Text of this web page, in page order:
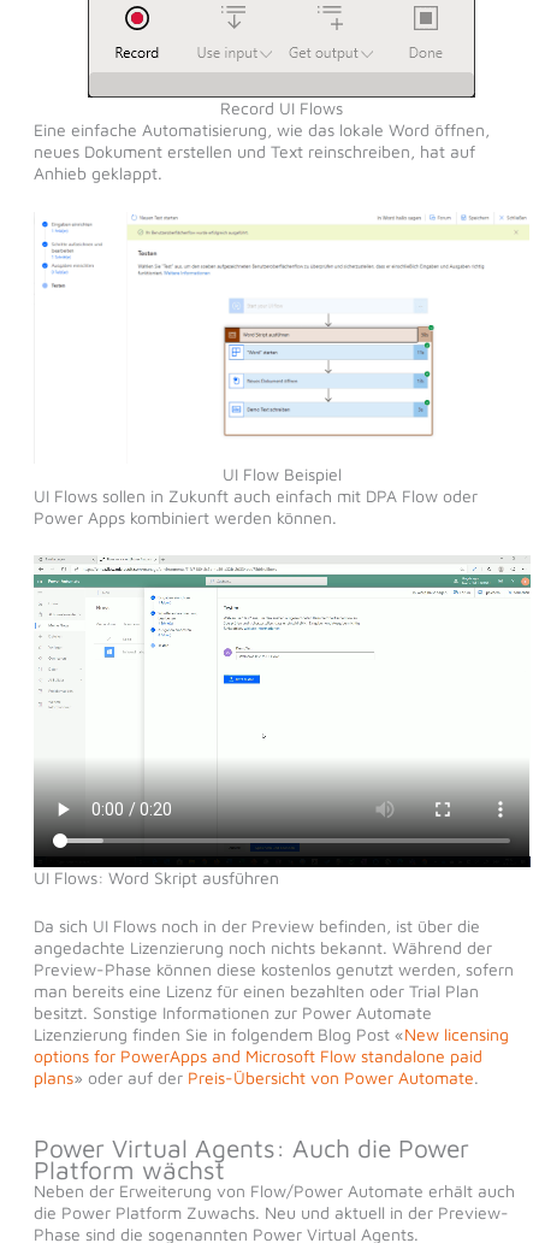
Record UI Flows
Eine einfache Automatisierung, wie das lokale Word öffnen,
neues Dokument erstellen und Text reinschreiben, hat auf
Anhieb geklappt.
UI Flow Beispiel
UI Flows sollen in Zukunft auch einfach mit DPA Flow oder
Power Apps kombiniert werden können.
UI Flows: Word Skript ausführen
Da sich UI Flows noch in der Preview befinden, ist über die
angedachte Lizenzierung noch nichts bekannt. Während der
Preview-Phase können diese kostenlos genutzt werden, sofern
man bereits eine Lizenz für einen bezahlten oder Trial Plan
besitzt. Sonstige Informationen zur Power Automate
Lizenzierung finden Sie in folgendem Blog Post «New licensing
options for PowerApps and Microsoft Flow standalone paid
plans» oder auf der Preis-Übersicht von Power Automate.
Power Virtual Agents: Auch die Power
Platform wächst
Neben der Erweiterung von Flow/Power Automate erhält auch
die Power Platform Zuwachs. Neu und aktuell in der Preview-
Phase sind die sogenannten Power Virtual Agents.